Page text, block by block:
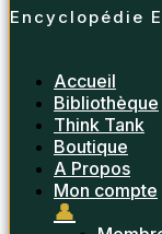
Encyclopédie
Accueil
Bibliothèque
Think Tank
Boutique
A Propos
Mon compte
👤